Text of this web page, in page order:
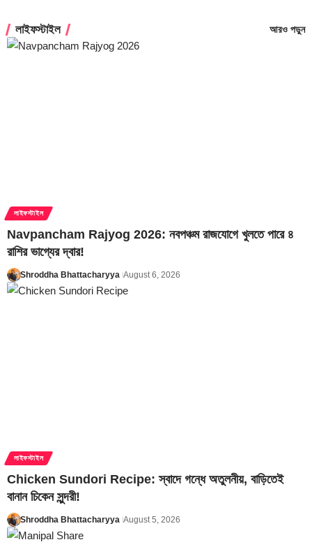
লাইফস্টাইল আরও পড়ুন
লাইফস্টাইল
Navpancham Rajyog 2026: নবপঞ্চম রাজযোগে খুলতে পারে ৪
রাশির ভাগ্যের দ্বার!
Shroddha Bhattacharyya August 6, 2026
লাইফস্টাইল
Chicken Sundori Recipe: স্বাদে গন্ধে অতুলনীয়, বাড়িতেই
বানান চিকেন সুন্দরী!
Shroddha Bhattacharyya August 5, 2026